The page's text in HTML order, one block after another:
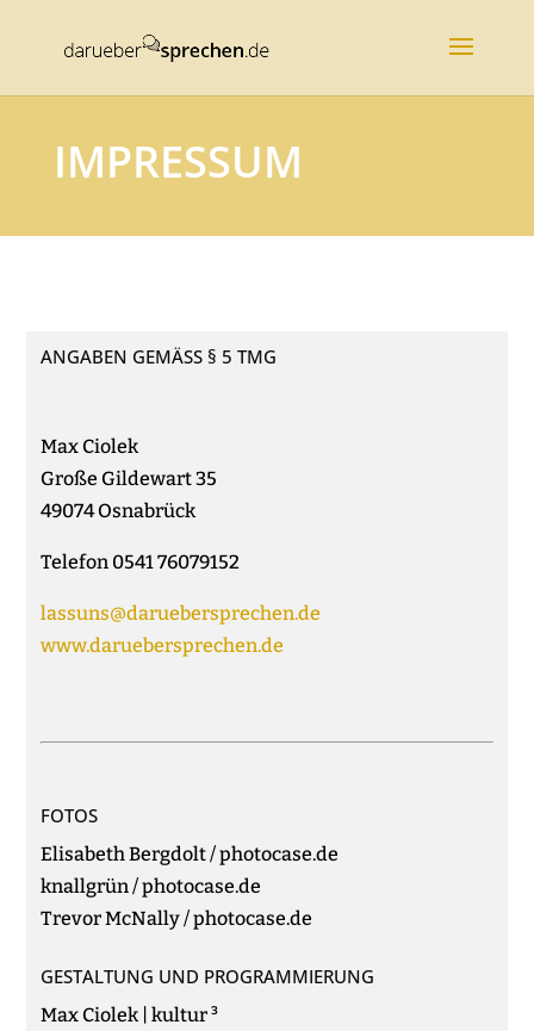
IMPRESSUM
ANGABEN GEMÄSS § 5 TMG
Max Ciolek
Große Gildewart 35
49074 Osnabrück
Telefon 0541 76079152
lassuns@daruebersprechen.de
www.daruebersprechen.de
FOTOS
Elisabeth Bergdolt / photocase.de
knallgrün / photocase.de
Trevor McNally / photocase.de
GESTALTUNG UND PROGRAMMIERUNG
Max Ciolek | kultur ³